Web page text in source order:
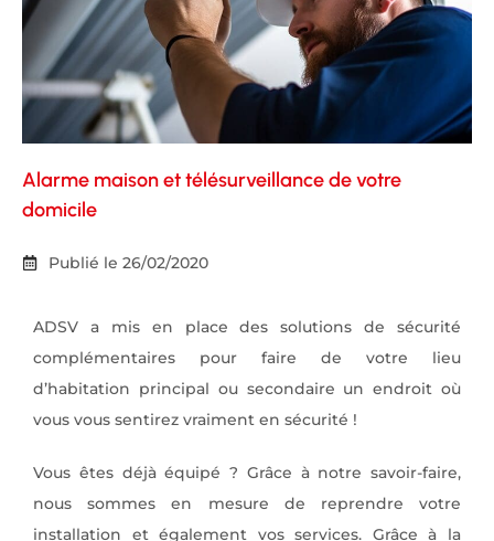
Alarme maison et télésurveillance de votre
domicile
Publié le 26/02/2020
ADSV a mis en place des solutions de sécurité
complémentaires pour faire de votre lieu
d’habitation principal ou secondaire un endroit où
vous vous sentirez vraiment en sécurité !
Vous êtes déjà équipé ? Grâce à notre savoir-faire,
nous sommes en mesure de reprendre votre
installation et également vos services. Grâce à la